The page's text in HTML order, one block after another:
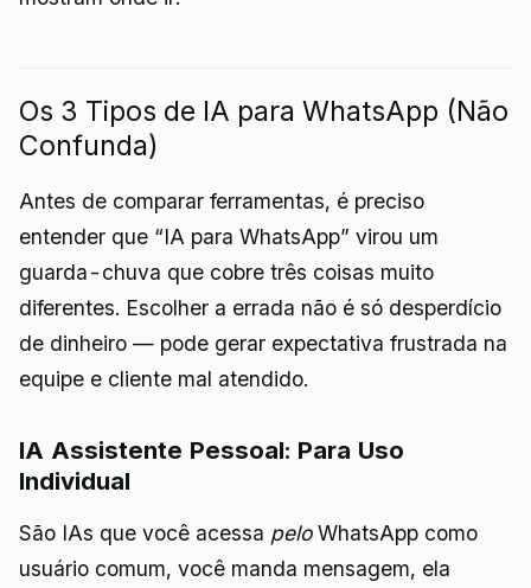
Os 3 Tipos de IA para WhatsApp (Não
Confunda)
Antes de comparar ferramentas, é preciso
entender que “IA para WhatsApp” virou um
guarda-chuva que cobre três coisas muito
diferentes. Escolher a errada não é só desperdício
de dinheiro — pode gerar expectativa frustrada na
equipe e cliente mal atendido.
IA Assistente Pessoal: Para Uso
Individual
São IAs que você acessa peloWhatsApp como
usuário comum, você manda mensagem, ela